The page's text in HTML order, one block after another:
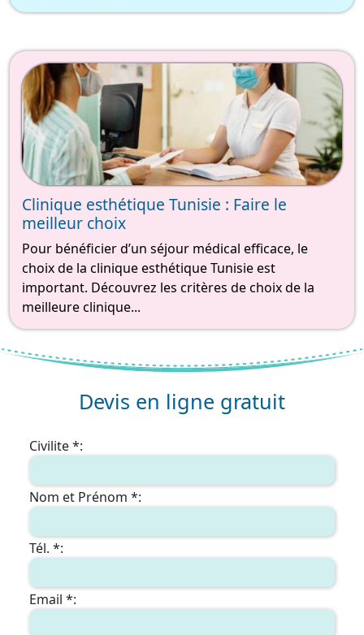
Clinique esthétique Tunisie : Faire le
meilleur choix
Pour bénéficier d’un séjour médical efficace, le
choix de la clinique esthétique Tunisie est
important. Découvrez les critères de choix de la
meilleure clinique...
Devis en ligne gratuit
Civilite *:
Nom et Prénom *:
Tél. *:
Email *: